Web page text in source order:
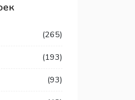
(265)
(193)
(93)